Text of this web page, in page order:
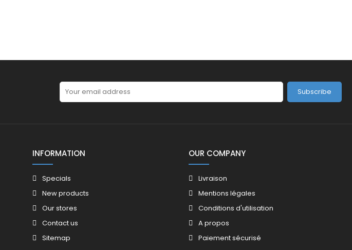
Subscribe
INFORMATION
Specials
New products
Our stores
Contact us
Sitemap
OUR COMPANY
Livraison
Mentions légales
Conditions d'utilisation
A propos
Paiement sécurisé